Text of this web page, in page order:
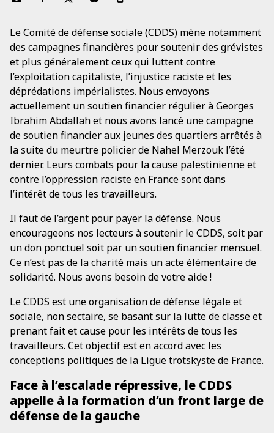
Le Comité de défense sociale (CDDS) mène notamment
des campagnes financières pour soutenir des grévistes
et plus généralement ceux qui luttent contre
l’exploitation capitaliste, l’injustice raciste et les
déprédations impérialistes. Nous envoyons
actuellement un soutien financier régulier à Georges
Ibrahim Abdallah et nous avons lancé une campagne
de soutien financier aux jeunes des quartiers arrêtés à
la suite du meurtre policier de Nahel Merzouk l’été
dernier. Leurs combats pour la cause palestinienne et
contre l’oppression raciste en France sont dans
l’intérêt de tous les travailleurs.
Il faut de l’argent pour payer la défense. Nous
encourageons nos lecteurs à soutenir le CDDS, soit par
un don ponctuel soit par un soutien financier mensuel.
Ce n’est pas de la charité mais un acte élémentaire de
solidarité. Nous avons besoin de votre aide !
Le CDDS est une organisation de défense légale et
sociale, non sectaire, se basant sur la lutte de classe et
prenant fait et cause pour les intérêts de tous les
travailleurs. Cet objectif est en accord avec les
conceptions politiques de la Ligue trotskyste de France.
Face à l’escalade répressive, le CDDS
appelle à la formation d’un front large de
défense de la gauche